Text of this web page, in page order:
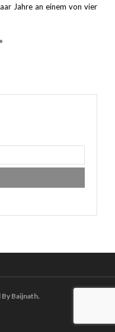
Jahre an einem von vier
Baijnath.